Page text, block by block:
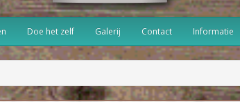
Doe het zelf Galerij Contact Informatie